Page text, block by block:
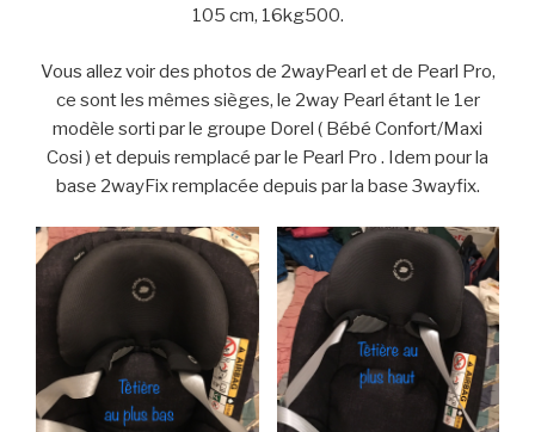
105 cm, 16kg500.
Vous allez voir des photos de 2wayPearl et de Pearl Pro,
ce sont les mêmes sièges, le 2way Pearl étant le 1er
modèle sorti par le groupe Dorel ( Bébé Confort/Maxi
Cosi ) et depuis remplacé par le Pearl Pro . Idem pour la
base 2wayFix remplacée depuis par la base 3wayfix.